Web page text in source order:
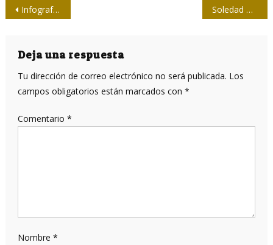
Navegación
entradas
Infografía: Convocatoria al concurso 26 de Julio 2025 Soledad Cruz, peleada con las sillas
Deja una respuesta
Tu dirección de correo electrónico no será publicada. Los
campos obligatorios están marcados con *
Comentario *
Nombre *